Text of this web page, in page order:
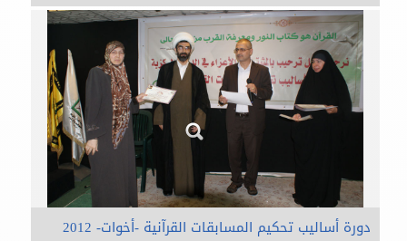
دورة أساليب تحكيم المسابقات القرآنية -أخوات- 2012